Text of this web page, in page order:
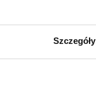
Szczegóły